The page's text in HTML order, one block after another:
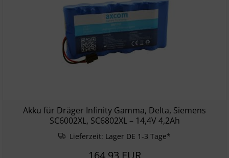
Akku für Dräger Infinity Gamma, Delta, Siemens
SC6002XL, SC6802XL – 14,4V 4,2Ah
Lieferzeit: Lager DE 1-3 Tage*
164,93 EUR